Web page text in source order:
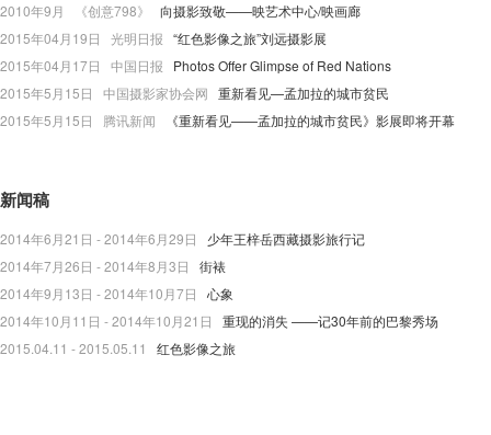
2010年9月 《创意798》
向摄影致敬——映艺术中心/映画廊
2015年04月19日 光明日报 “红色影像之旅”刘远摄影展
2015年04月17日 中国日报
Photos Offer Glimpse of Red Nations
2015年5月15日 中国摄影家协会网 重新看见—孟加拉的城市贫民
2015年5月15日 腾讯新闻 《重新看见——孟加拉的城市贫民》影展即将开幕
新闻稿
2014年6月21日 - 2014年6月29日
少年王梓岳西藏摄影旅行记
2014年7月26日 - 2014年8月3日
街裱
2014年9月13日 - 2014年10月7日
心象
2014年10月11日 - 2014年10月21日
重现的消失 ——记30年前的巴黎秀场
2015.04.11 - 2015.05.11
红色影像之旅